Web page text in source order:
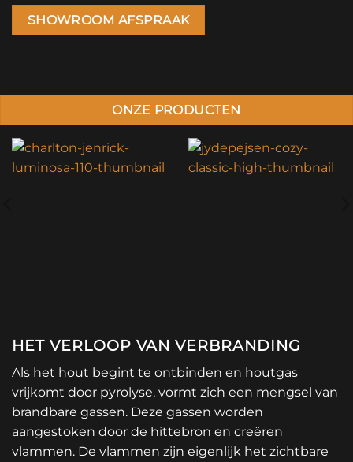
SHOWROOM AFSPRAAK
ONZE PRODUCTEN
HET VERLOOP VAN VERBRANDING
Als het hout begint te ontbinden en houtgas
vrijkomt door pyrolyse, vormt zich een mengsel van
brandbare gassen. Deze gassen worden
aangestoken door de hittebron en creëren
vlammen. De vlammen zijn eigenlijk het zichtbare